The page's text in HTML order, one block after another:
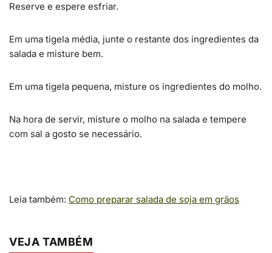
Reserve e espere esfriar.
Em uma tigela média, junte o restante dos ingredientes da
salada e misture bem.
Em uma tigela pequena, misture os ingredientes do molho.
Na hora de servir, misture o molho na salada e tempere
com sal a gosto se necessário.
Leia também: Como preparar salada de soja em grãos
VEJA TAMBÉM